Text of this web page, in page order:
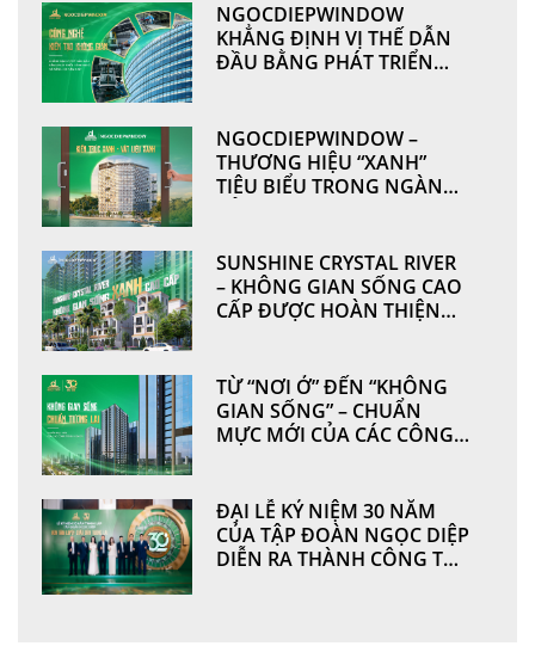
NGOCDIEPWINDOW
KHẲNG ĐỊNH VỊ THẾ DẪN
ĐẦU BẰNG PHÁT TRIỂN
NGOCDIEPWINDOW –
THƯƠNG HIỆU “XANH”
TIÊU BIỂU TRONG NGÀNH
SUNSHINE CRYSTAL RIVER
– KHÔNG GIAN SỐNG CAO
CẤP ĐƯỢC HOÀN THIỆN
NGOCDIEPWINDOW
TỪ “NƠI Ở” ĐẾN “KHÔNG
GIAN SỐNG” – CHUẨN
MỰC MỚI CỦA CÁC CÔNG
ĐẠI LỄ KỶ NIỆM 30 NĂM
CỦA TẬP ĐOÀN NGỌC DIỆP
DIỄN RA THÀNH CÔNG TỐT